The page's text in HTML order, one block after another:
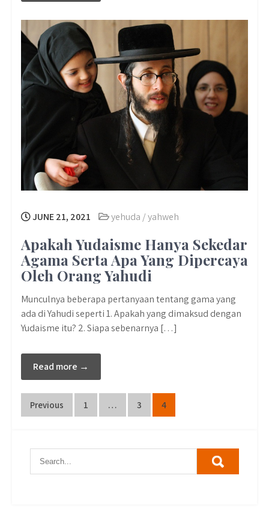
JUNE 21, 2021 yehuda / yahweh
Apakah Yudaisme Hanya Sekedar
Agama Serta Apa Yang Dipercaya
Oleh Orang Yahudi
Munculnya beberapa pertanyaan tentang gama yang
ada di Yahudi seperti 1. Apakah yang dimaksud dengan
Yudaisme itu? 2. Siapa sebenarnya […]
Read more →
Posts
Previous 1 … 3 4